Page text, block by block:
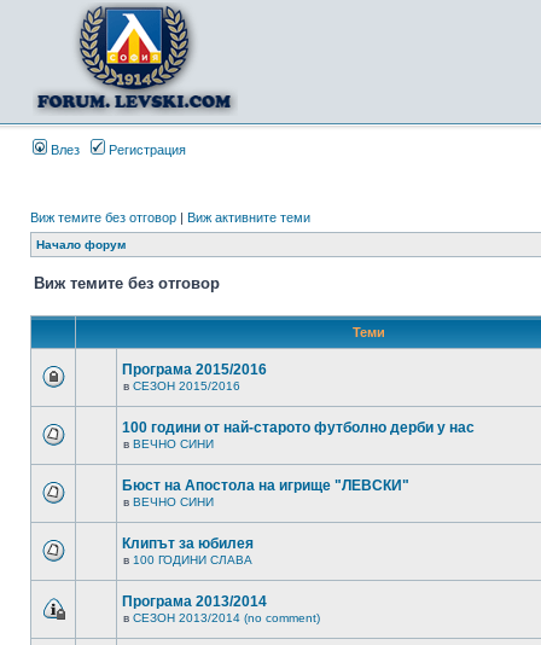
Влез Регистрация
Виж темите без отговор | Виж активните теми
Начало форум
Виж темите без отговор
Теми
Програма 2015/2016
в СЕЗОН 2015/2016
100 години от най-старото футболно дерби у нас
в ВЕЧНО СИНИ
Бюст на Апостола на игрище "ЛЕВСКИ"
в ВЕЧНО СИНИ
Клипът за юбилея
в 100 ГОДИНИ СЛАВА
Програма 2013/2014
в СЕЗОН 2013/2014 (no comment)